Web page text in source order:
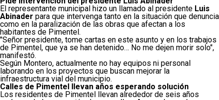
El representante municipal hizo un llamado al presidente Luis
Abinader para que intervenga tanto en la situación que denuncia
como en la paralización de las obras que afectan a los
habitantes de Pimentel.
"Señor presidente, tome cartas en este asunto y en los trabajos
de Pimentel, que ya se han detenido… No me dejen morir solo",
manifestó.
Según Montero, actualmente no hay equipos ni personal
laborando en los proyectos que buscan mejorar la
infraestructura vial del municipio.
Calles de Pimentel llevan años esperando solución
Los residentes de Pimentel llevan alrededor de seis años